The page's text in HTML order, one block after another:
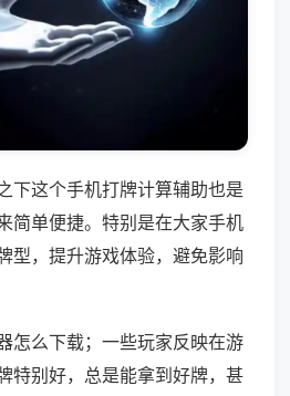
下这个手机打牌计算辅助也是
简单便捷。特别是在大家手机
型，提升游戏体验，避免影响
怎么下载；一些玩家反映在游
特别好，总是能拿到好牌，甚